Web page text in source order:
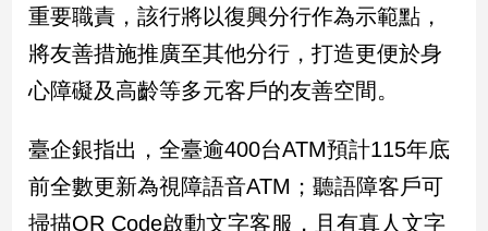
投
稿
區
【我
的
重要職責，該行將以復興分行作為示範點，
將友善措施推廣至其他分行，打造更便於身
心障礙及高齡等多元客戶的友善空間。
臺企銀指出，全臺逾400台ATM預計115年底
前全數更新為視障語音ATM；聽語障客戶可
掃描QR Code啟動文字客服，且有真人文字